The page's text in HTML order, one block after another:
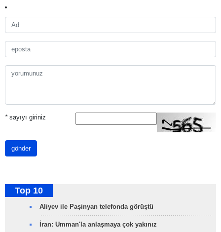
*sayıyı giriniz
gönder
Top 10
Aliyev ile Paşinyan telefonda görüştü
İran: Umman'la anlaşmaya çok yakınız